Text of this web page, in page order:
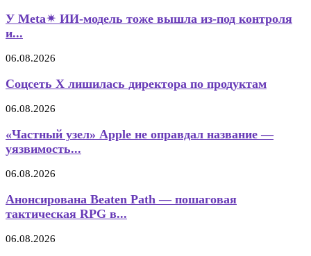
У Meta✴ ИИ-модель тоже вышла из-под контроля
и...
06.08.2026
Соцсеть X лишилась директора по продуктам
06.08.2026
«Частный узел» Apple не оправдал название —
уязвимость...
06.08.2026
Анонсирована Beaten Path — пошаговая
тактическая RPG в...
06.08.2026